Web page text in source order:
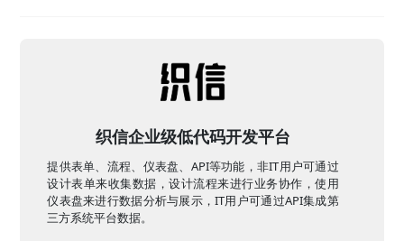
织信企业级低代码开发平台
提供表单、流程、仪表盘、API等功能，非IT用户可通过
设计表单来收集数据，设计流程来进行业务协作，使用
仪表盘来进行数据分析与展示，IT用户可通过API集成第
三方系统平台数据。